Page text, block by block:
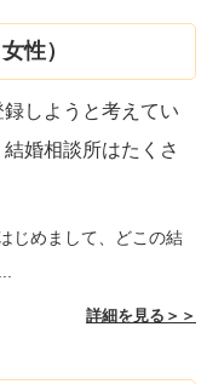
性）
しようと考えてい
婚相談所はたくさ
じめまして、どこの結
詳細を見る＞＞